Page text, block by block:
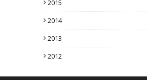
2015
2014
2013
2012